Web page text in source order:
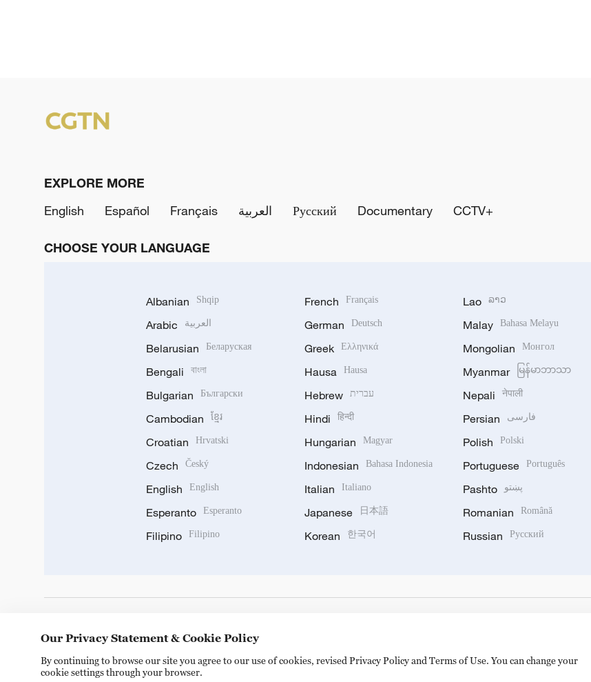
EXPLORE MORE
English
Español Français العربية Русский Documentary CCTV+
CHOOSE YOUR LANGUAGE
Albanian Shqip
Arabic العربية
Belarusian Беларуская
Bengali বাংলা
Bulgarian Български
Cambodian ខ្មែរ
Croatian Hrvatski
Czech Český
English English
Esperanto Esperanto
Filipino Filipino
French Français
German Deutsch
Greek Ελληνικά
Hausa Hausa
Hebrew עברית
Hindi हिन्दी
Hungarian Magyar
Indonesian Bahasa Indonesia
Italian Italiano
Japanese 日本語
Korean 한국어
Lao ລາວ
Malay Bahasa Melayu
Mongolian Монгол
Myanmar မြန်မာဘာသာ
Nepali नेपाली
Persian فارسی
Polish Polski
Portuguese Português
Pashto پښتو
Romanian Română
Russian Русский
Our Privacy Statement & Cookie Policy
By continuing to browse our site you agree to our use of cookies, revised Privacy Policy and Terms of Use. You can change your
cookie settings through your browser.